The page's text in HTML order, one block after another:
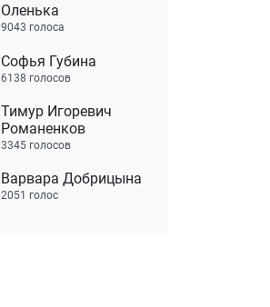
Оленька
9043 голоса
Софья Губина
6138 голосов
Тимур Игоревич
Романенков
3345 голосов
Варвара Добрицына
2051 голос